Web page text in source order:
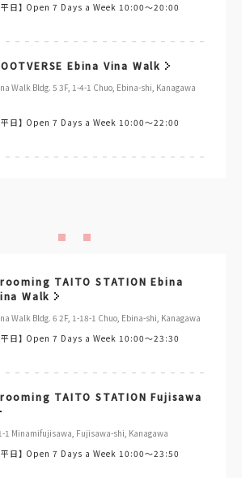
平日】 Open 7 Days a Week 10:00～20:00
Ebina Vina Walk
Walk Bldg. 5 3F, 1-4-1 Chuo, Ebina-shi, Kanagawa
平日】 Open 7 Days a Week 10:00～22:00
TAITO STATION Ebina
Walk
Walk Bldg. 6 2F, 1-18-1 Chuo, Ebina-shi, Kanagawa
平日】 Open 7 Days a Week 10:00～23:30
TAITO STATION Fujisawa
1 Minamifujisawa, Fujisawa-shi, Kanagawa
平日】 Open 7 Days a Week 10:00～23:50